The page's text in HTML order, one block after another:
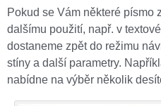
Pokud se Vám některé písmo
dalšímu použití, např. v
dostaneme zpět do režimu
stíny a další parametry.
nabídne na výběr několik